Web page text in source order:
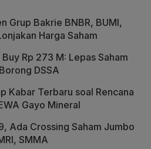
Grup Bakrie BNBR, BUMI,
Harga Saham
Rp 273 M: Lepas Saham
DSSA
Kabar Terbaru soal Rencana
Gayo Mineral
Ada Crossing Saham Jumbo
SMMA